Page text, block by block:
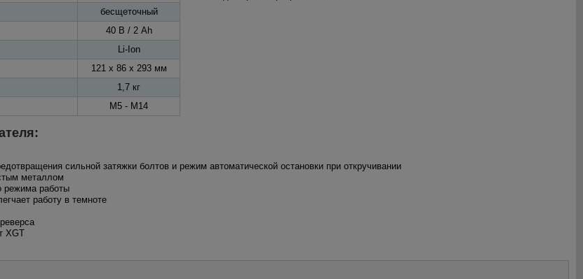
бесщеточный
40 В / 2 Ah
Li-Ion
121 x 86 x 293 мм
1,7 кг
M5 - M14
сильной затяжки болтов и режим автоматической остановки при откручивании
металлом
режима работы
работу в темноте
XGT